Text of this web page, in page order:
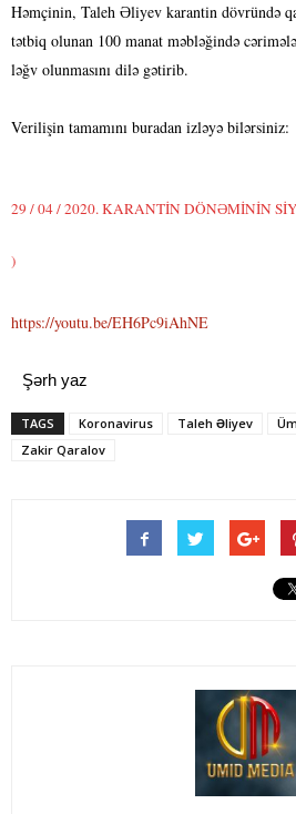
Həmçinin, Taleh Əliyev karantin dövründə
tətbiq olunan 100 manat məbləğində
ləğv olunmasını dilə gətirib.
Verilişin tamamını buradan izləyə bilərsiniz:
29 / 04 / 2020. KARANTİN DÖNƏMİNİN
)
https://youtu.be/EH6Pc9iAhNE
Şərh yaz
TAGS Koronavirus Taleh Əliyev
Zakir Qaralov